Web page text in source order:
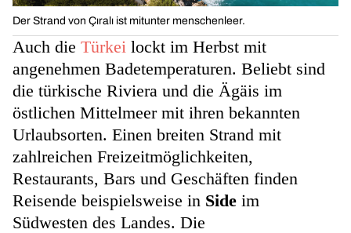
Der Strand von Çıralı ist mitunter menschenleer.
Auch die Türkei lockt im Herbst mit
angenehmen Badetemperaturen. Beliebt sind
die türkische Riviera und die Ägäis im
östlichen Mittelmeer mit ihren bekannten
Urlaubsorten. Einen breiten Strand mit
zahlreichen Freizeitmöglichkeiten,
Restaurants, Bars und Geschäften finden
Reisende beispielsweise in Side im
Südwesten des Landes. Die